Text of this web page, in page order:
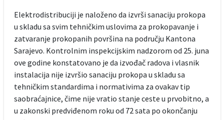
Elektrodistribuciji je naloženo da izvrši sanaciju prokopa
u skladu sa svim tehničkim uslovima za prokopavanje i
zatvaranje prokopanih površina na području Kantona
Sarajevo. Kontrolnim inspekcijskim nadzorom od 25. juna
ove godine konstatovano je da izvođač radova i vlasnik
instalacija nije izvršio sanaciju prokopa u skladu sa
tehničkim standardima i normativima za ovakav tip
saobraćajnice, čime nije vratio stanje ceste u prvobitno, a
u zakonski predviđenom roku od 72 sata po okončanju